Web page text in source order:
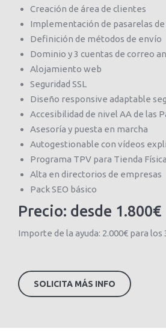
Creación de área de clientes
Implementación de pasarelas de
Definición de métodos de envío
Dominio y 3 cuentas de correo
Alojamiento web
Seguridad SSL
Diseño responsive adaptable
Accesibilidad de nivel AA de las
Asesoría y puesta en marcha
Autogestionable con vídeos
Programa TPV para Tienda Física
Alta en directorios de empresas
Pack SEO básico
Precio: desde 1.800€
Importe de la ayuda: 2.000€ para
SOLICITA MÁS INFO